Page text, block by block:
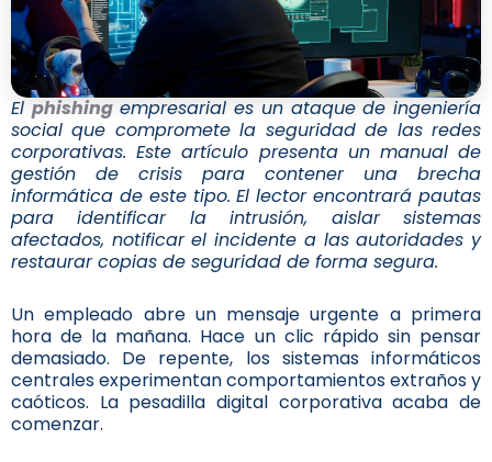
El phishingempresarial es un ataque de ingeniería
social que compromete la seguridad de las redes
corporativas. Este artículo presenta un manual de
gestión de crisis para contener una brecha
informática de este tipo. El lector encontrará pautas
para identificar la intrusión, aislar sistemas
afectados, notificar el incidente a las autoridades y
restaurar copias de seguridad de forma segura.
Un empleado abre un mensaje urgente a primera
hora de la mañana. Hace un clic rápido sin pensar
demasiado. De repente, los sistemas informáticos
centrales experimentan comportamientos extraños y
caóticos. La pesadilla digital corporativa acaba de
comenzar.